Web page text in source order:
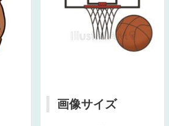
画像サイズ